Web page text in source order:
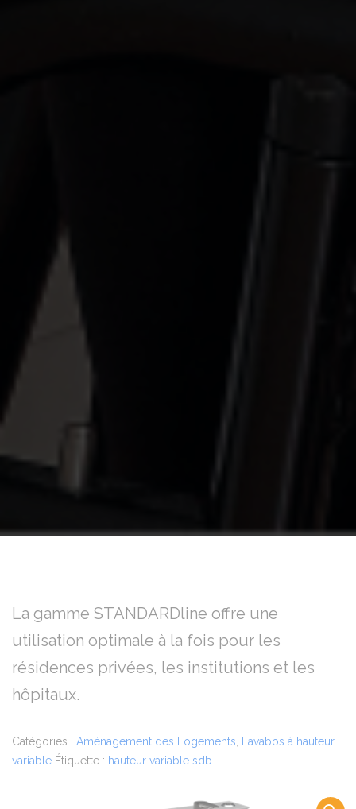
La gamme STANDARDline offre une
utilisation optimale à la fois pour les
résidences privées, les institutions et les
hôpitaux.
Catégories : Aménagement des Logements
Lavabos à hauteur
variable Étiquette : hauteur variable sdb